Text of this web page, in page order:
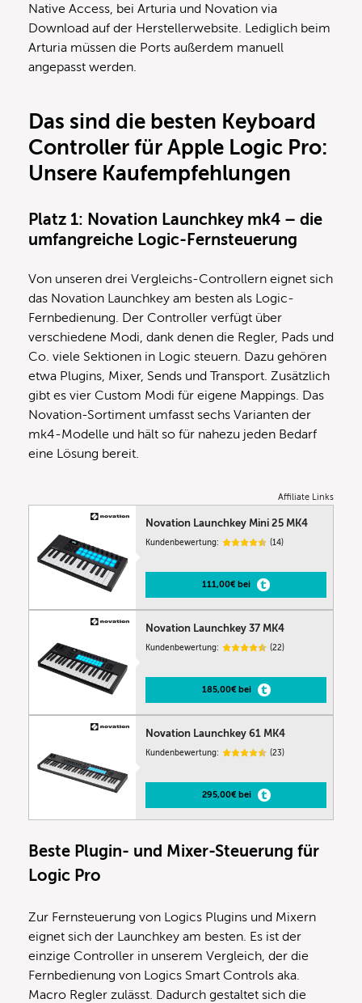
Native Access, bei Arturia und Novation via
Download auf der Herstellerwebsite. Lediglich beim
Arturia müssen die Ports außerdem manuell
angepasst werden.
Das sind die besten Keyboard
Controller für Apple Logic Pro:
Unsere Kaufempfehlungen
Platz 1: Novation Launchkey mk4 – die
umfangreiche Logic-Fernsteuerung
Von unseren drei Vergleichs-Controllern eignet sich
das Novation Launchkey am besten als Logic-
Fernbedienung. Der Controller verfügt über
verschiedene Modi, dank denen die Regler, Pads und
Co. viele Sektionen in Logic steuern. Dazu gehören
etwa Plugins, Mixer, Sends und Transport. Zusätzlich
gibt es vier Custom Modi für eigene Mappings. Das
Novation-Sortiment umfasst sechs Varianten der
mk4-Modelle und hält so für nahezu jeden Bedarf
eine Lösung bereit.
Affiliate Links
Novation Launchkey Mini 25 MK4
Kundenbewertung: (14)
111,00€ bei
Novation Launchkey 37 MK4
Kundenbewertung: (22)
185,00€ bei
Novation Launchkey 61 MK4
Kundenbewertung: (23)
295,00€ bei
Beste Plugin- und Mixer-Steuerung für
Logic Pro
Zur Fernsteuerung von Logics Plugins und Mixern
eignet sich der Launchkey am besten. Es ist der
einzige Controller in unserem Vergleich, der die
Fernbedienung von Logics Smart Controls aka.
Macro Regler zulässt. Dadurch gestaltet sich die